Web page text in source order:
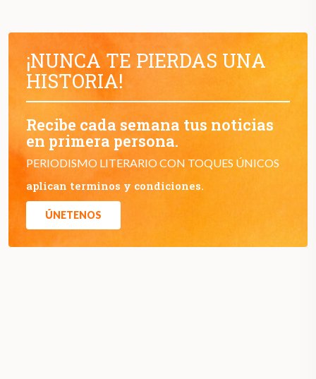
¡NUNCA TE PIERDAS UNA
HISTORIA!
Recibe cada semana tus noticias
en primera persona.
PERIODISMO LITERARIO CON TOQUES ÚNICOS
aplican terminos y condiciones.
ÚNETENOS